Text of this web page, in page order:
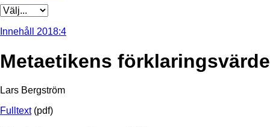
Innehåll 2018:4
Metaetikens förklaringsvärde
Lars Bergström
Fulltext(pdf)